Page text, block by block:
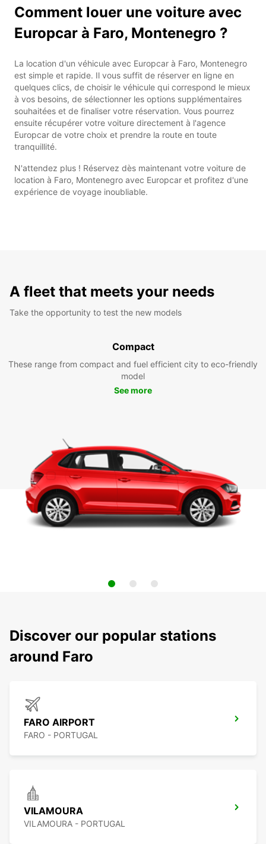
Comment louer une voiture avec
Europcar à Faro, Montenegro ?
La location d'un véhicule avec Europcar à Faro, Montenegro
est simple et rapide. Il vous suffit de réserver en ligne en
quelques clics, de choisir le véhicule qui correspond le mieux
à vos besoins, de sélectionner les options supplémentaires
souhaitées et de finaliser votre réservation. Vous pourrez
ensuite récupérer votre voiture directement à l'agence
Europcar de votre choix et prendre la route en toute
tranquillité.
N'attendez plus ! Réservez dès maintenant votre voiture de
location à Faro, Montenegro avec Europcar et profitez d'une
expérience de voyage inoubliable.
A fleet that meets your needs
Take the opportunity to test the new models
Compact
These range from compact and fuel efficient city to eco-friendly
model
See more
Discover our popular stations
around Faro
FARO AIRPORT
FARO - PORTUGAL
VILAMOURA
VILAMOURA - PORTUGAL